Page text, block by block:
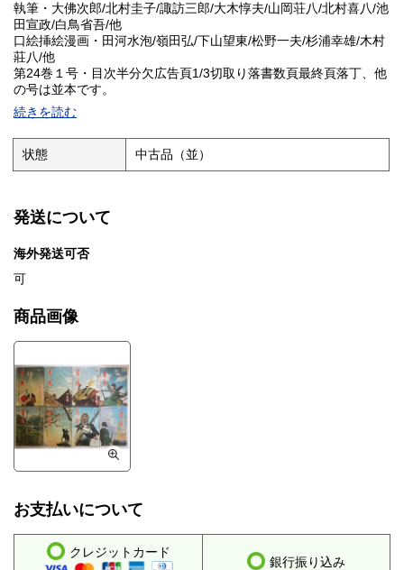
執筆・大佛次郎/北村圭子/諏訪三郎/大木惇夫/山岡荘八/北村喜八/池
田宣政/白鳥省吾/他
口絵挿絵漫画・田河水泡/嶺田弘/下山望東/松野一夫/杉浦幸雄/木村
莊八/他
第24巻１号・目次半分欠広告頁1/3切取り落書数頁最終頁落丁、他
の号は並本です。
各Ａ５判 第24巻1,3,5号 第26巻8,9号 第27巻1,10,11号 1807
※HPに詳細画像UPしました。※発送は4Kg未満はスマートレター
¥180〜、4Kg超過は着払い宅急便となります。
続きを読む
状態 中古品（並）
発送について
海外発送可否
可
商品画像
お支払いについて
クレジットカード
銀行振り込み